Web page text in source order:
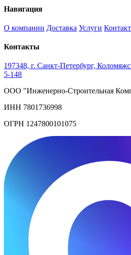
Навигация
О компании Доставка Услуги
Контакты
197348, г. Санкт-Петербург,
5-148
ООО "Инженерно-Строительная
ИНН 7801736998
ОГРН 1247800101075